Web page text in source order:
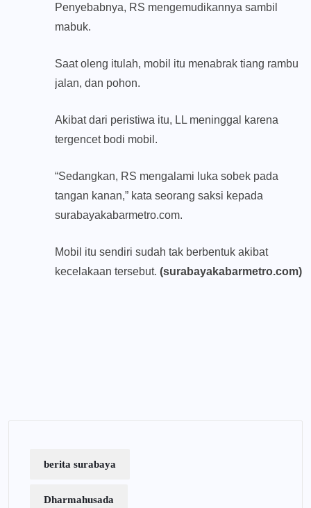
Penyebabnya, RS mengemudikannya sambil
mabuk.
Saat oleng itulah, mobil itu menabrak tiang rambu
jalan, dan pohon.
Akibat dari peristiwa itu, LL meninggal karena
tergencet bodi mobil.
“Sedangkan, RS mengalami luka sobek pada
tangan kanan,” kata seorang saksi kepada
surabayakabarmetro.com.
Mobil itu sendiri sudah tak berbentuk akibat
kecelakaan tersebut. (surabayakabarmetro.com)
berita surabaya
Dharmahusada